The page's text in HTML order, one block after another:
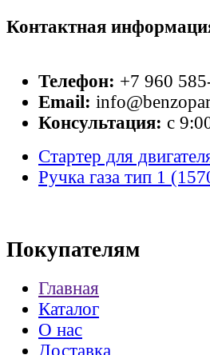
Контактная
Телефон: +7 960
Email:
Консультация: с
Стартер для
Ручка газа тип 1
Покупателям
Главная
Каталог
О нас
Доставка